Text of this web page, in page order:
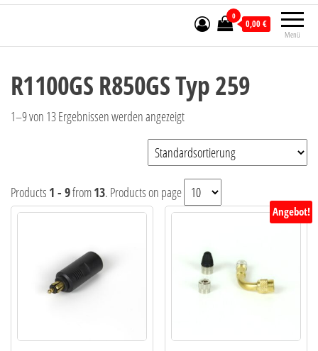
Menü
0
0,00 €
R1100GS R850GS Typ 259
1–9 von 13 Ergebnissen werden angezeigt
Products 1 - 9from13. Products on page
Angebot!